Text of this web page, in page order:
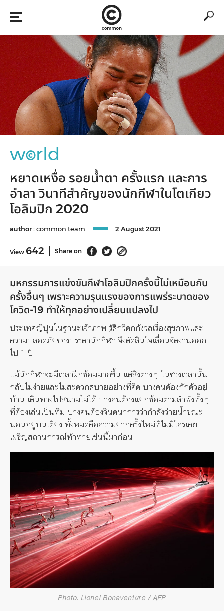
w©rld
หยาดเหงื่อ รอยน้ำตา ครั้งแรก และการ
อำลา วินาทีสำคัญของนักกีฬาในโตเกียว
โอลิมปิก 2020
author :common team 2 August 2021
View 642 Share on
มหกรรมการแข่งขันกีฬาโอลิมปิกครั้งนี้ไม่เหมือนกับ
ครั้งอื่นๆ เพราะความรุนแรงของการแพร่ระบาดของ
โควิด-19 ทำให้ทุกอย่างเปลี่ยนแปลงไป
ประเทศญี่ปุ่นในฐานะเจ้าภาพ รู้สึกวิตกกังวลเรื่องสุขภาพและ
ความปลอดภัยของบรรดานักกีฬา จึงตัดสินใจเลื่อนจัดงานออก
ไป 1 ปี
แม้นักกีฬาจะมีเวลาฝึกซ้อมมากขึ้น แต่สิ่งต่างๆ ในช่วงเวลานั้น
กลับไม่ง่ายและไม่สะดวกสบายอย่างที่คิด บางคนต้องกักตัวอยู่
บ้าน เดินทางไปสนามไม่ได้ บางคนต้องแยกซ้อมตามลำพังทั้งๆ
ที่ต้องเล่นเป็นทีม บางคนต้องจินตนาการว่ากำลังว่ายน้ำขณะ
นอนอยู่บนเตียง ทั้งหมดคือความยากครั้งใหม่ที่ไม่มีใครเคย
เผชิญสถานการณ์ท้าทายเช่นนี้มาก่อน
Photo: Lionel Bonaventure / AFP